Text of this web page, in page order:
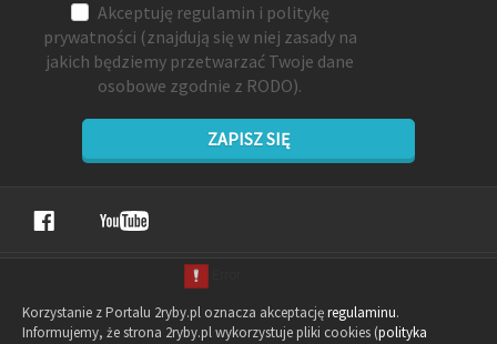
Akceptuję regulamin i politykę
prywatności (znajdują się w niej zasady na
jakich będziemy przetwarzać Twoje dane
osobowe zgodnie z RODO).
ZAPISZ SIĘ
Korzystanie z Portalu 2ryby.pl oznacza akceptacjęregulaminu.
Informujemy, że strona 2ryby.pl wykorzystuje pliki cookies (polityka